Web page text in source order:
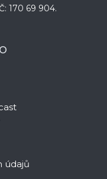
170 69 904.
údajů